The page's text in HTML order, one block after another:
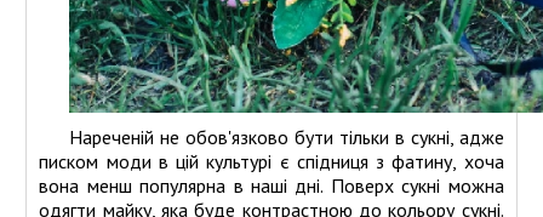
Нареченій не обов'язково бути тільки в сукні, адже
писком моди в цій культурі є спідниця з фатину, хоча
вона менш популярна в наші дні. Поверх сукні можна
одягти майку, яка буде контрастною до кольору сукні.